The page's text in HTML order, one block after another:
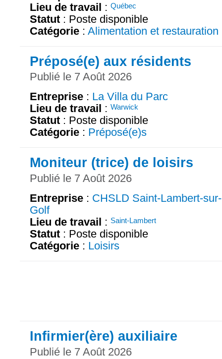
Lieu de travail : Québec
Statut : Poste disponible
Catégorie : Alimentation et restauration
Préposé(e) aux résidents
Publié le 7 Août 2026
Entreprise : La Villa du Parc
Lieu de travail : Warwick
Statut : Poste disponible
Catégorie : Préposé(e)s
Moniteur (trice) de loisirs
Publié le 7 Août 2026
Entreprise : CHSLD Saint-Lambert-
Golf
Lieu de travail : Saint-Lambert
Statut : Poste disponible
Catégorie : Loisirs
Infirmier(ère) auxiliaire
Publié le 7 Août 2026